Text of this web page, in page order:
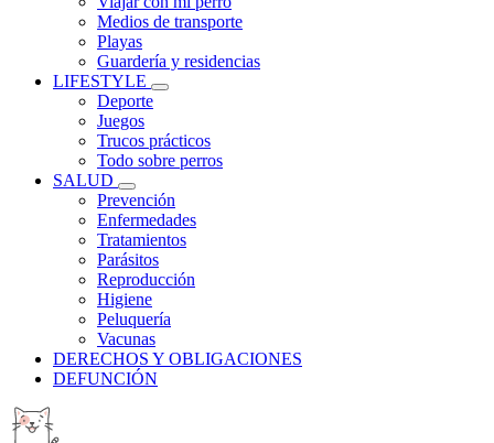
Medios de transporte
Playas
Guardería y residencias
LIFESTYLE
Deporte
Juegos
Trucos prácticos
Todo sobre perros
SALUD
Prevención
Enfermedades
Tratamientos
Parásitos
Reproducción
Higiene
Peluquería
Vacunas
DERECHOS Y OBLIGACIONES
DEFUNCIÓN